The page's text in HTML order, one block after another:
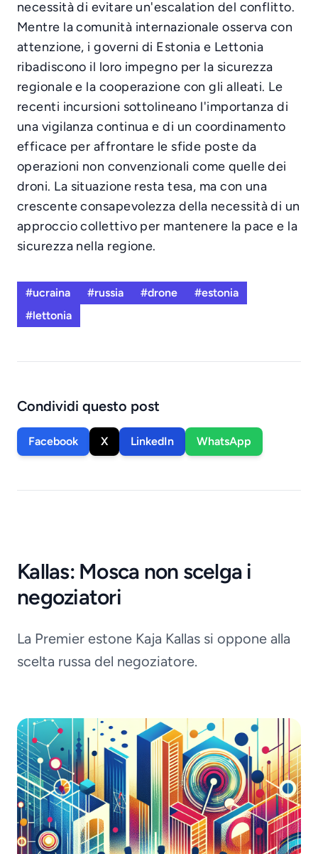
necessità di evitare un'escalation del conflitto.
Mentre la comunità internazionale osserva con
attenzione, i governi di Estonia e Lettonia
ribadiscono il loro impegno per la sicurezza
regionale e la cooperazione con gli alleati. Le
recenti incursioni sottolineano l'importanza di
una vigilanza continua e di un coordinamento
efficace per affrontare le sfide poste da
operazioni non convenzionali come quelle dei
droni. La situazione resta tesa, ma con una
crescente consapevolezza della necessità di un
approccio collettivo per mantenere la pace e la
sicurezza nella regione.
#ucraina #russia #drone
#estonia
#lettonia
Condividi questo post
Facebook X LinkedIn WhatsApp
Kallas: Mosca non scelga i
negoziatori
La Premier estone Kaja Kallas si oppone alla
scelta russa del negoziatore.